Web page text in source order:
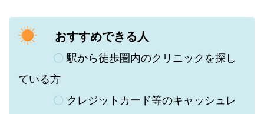
おすすめできる人
〇駅から徒歩圏内のクリニックを探し
ている方
〇 クレジットカード等のキャッシュレ